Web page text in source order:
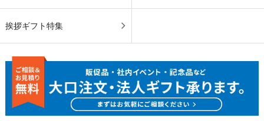
挨拶ギフト特集